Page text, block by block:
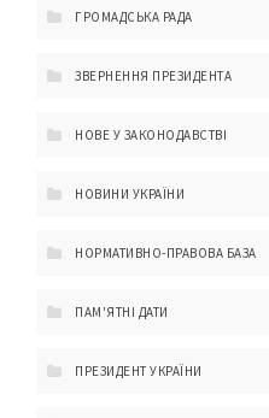
ГРОМАДСЬКА РАДА
ЗВЕРНЕННЯ ПРЕЗИДЕНТА
НОВЕ У ЗАКОНОДАВСТВІ
НОВИНИ УКРАЇНИ
НОРМАТИВНО-ПРАВОВА БАЗА
ПАМ'ЯТНІ ДАТИ
ПРЕЗИДЕНТ УКРАЇНИ